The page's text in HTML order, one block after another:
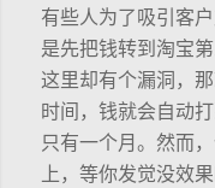
有些人为了吸引客
是先把钱转到淘宝
这里却有个漏洞，
时间，钱就会自动
只有一个月。然而
上，等你发觉没效